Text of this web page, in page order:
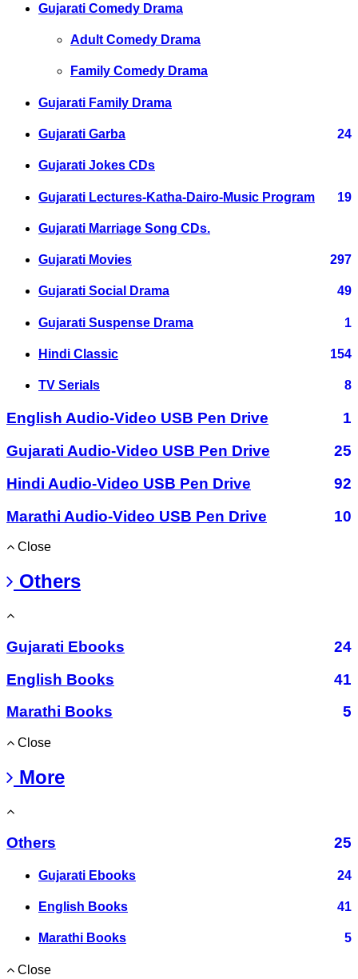
Gujarati Comedy Drama
Adult Comedy Drama
Family Comedy Drama
Gujarati Family Drama
Gujarati Garba 24
Gujarati Jokes CDs
Gujarati Lectures-Katha-Dairo-Music Program 19
Gujarati Marriage Song CDs.
Gujarati Movies 297
Gujarati Social Drama 49
Gujarati Suspense Drama 1
Hindi Classic 154
TV Serials 8
English Audio-Video USB Pen Drive
1
Gujarati Audio-Video USB Pen Drive
25
Hindi Audio-Video USB Pen Drive
92
Marathi Audio-Video USB Pen Drive
10
Close
Others
Gujarati Ebooks
24
English Books
41
Marathi Books
5
Close
More
Others 25
Gujarati Ebooks 24
English Books 41
Marathi Books 5
Close